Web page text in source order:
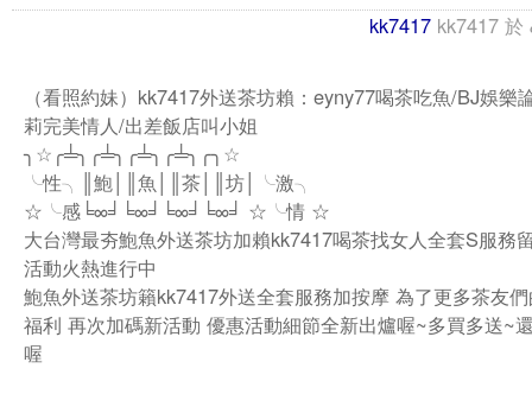
kk7417 kk7417 於
（看照約妹）kk7417外送茶坊賴：eyny77喝茶吃魚/BJ娛樂
莉完美情人/出差飯店叫小姐
╮☆╭╧╮╭╧╮╭╧╮╭╧╮╭╮☆
╰性╮║鮑│║魚│║茶│║坊│╰激╮
☆╰感╘∞╛╘∞╛╘∞╛╘∞╛ ☆╰情 ☆
大台灣最夯鮑魚外送茶坊加賴kk7417喝茶找女人全套S服務
活動火熱進行中
鮑魚外送茶坊籟kk7417外送全套服務加按摩 為了更多茶友
福利 再次加碼新活動 優惠活動細節全新出爐喔~多買多送~
喔